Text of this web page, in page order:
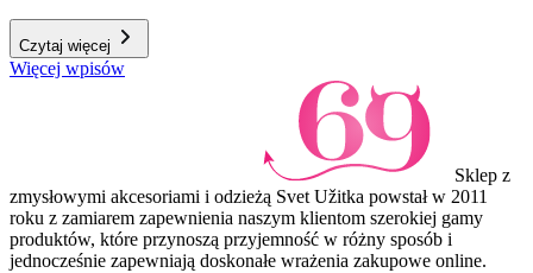
Czytaj więcej
Więcej wpisów
Sklep z
zmysłowymi akcesoriami i odzieżą Svet Užitka powstał w 2011
roku z zamiarem zapewnienia naszym klientom szerokiej gamy
produktów, które przynoszą przyjemność w różny sposób i
jednocześnie zapewniają doskonałe wrażenia zakupowe online.